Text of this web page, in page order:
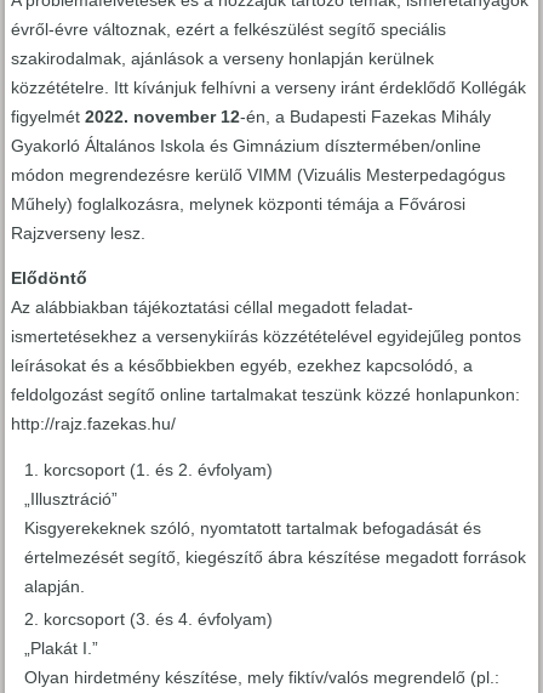
évről-évre változnak, ezért a felkészülést segítő speciális
szakirodalmak, ajánlások a verseny honlapján kerülnek
közzétételre. Itt kívánjuk felhívni a verseny iránt érdeklődő Kollégák
figyelmét2022. november 12-én, a Budapesti Fazekas Mihály
Gyakorló Általános Iskola és Gimnázium dísztermében/online
módon megrendezésre kerülő VIMM (Vizuális Mesterpedagógus
Műhely) foglalkozásra, melynek központi témája a Fővárosi
Rajzverseny lesz.
Elődöntő
Az alábbiakban tájékoztatási céllal megadott feladat-
ismertetésekhez a versenykiírás közzétételével egyidejűleg pontos
leírásokat és a későbbiekben egyéb, ezekhez kapcsolódó, a
feldolgozást segítő online tartalmakat teszünk közzé honlapunkon:
http://rajz.fazekas.hu/
korcsoport (1. és 2. évfolyam)
„Illusztráció”
Kisgyerekeknek szóló, nyomtatott tartalmak befogadását és
értelmezését segítő, kiegészítő ábra készítése megadott források
alapján.
korcsoport (3. és 4. évfolyam)
„Plakát I.”
Olyan hirdetmény készítése, mely fiktív/valós megrendelő (pl.: